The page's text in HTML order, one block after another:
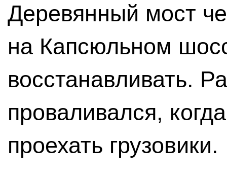
Деревянный мост
на Капсюльном
восстанавливать.
проваливался,
проехать грузовики.